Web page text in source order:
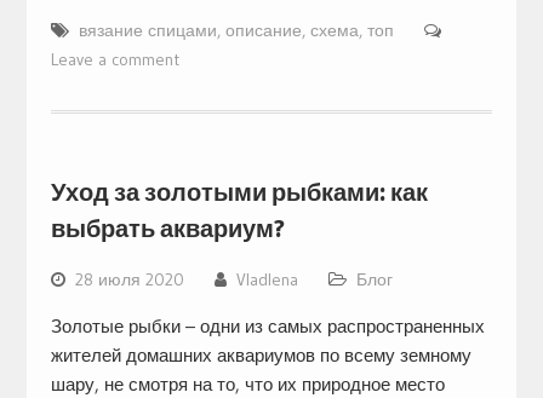
вязание спицами, описание, схема, топ
Leave a comment
Уход за золотыми рыбками: как
выбрать аквариум?
28 июля 2020 Vladlena Блог
Золотые рыбки – одни из самых распространенных
жителей домашних аквариумов по всему земному
шару, не смотря на то, что их природное место